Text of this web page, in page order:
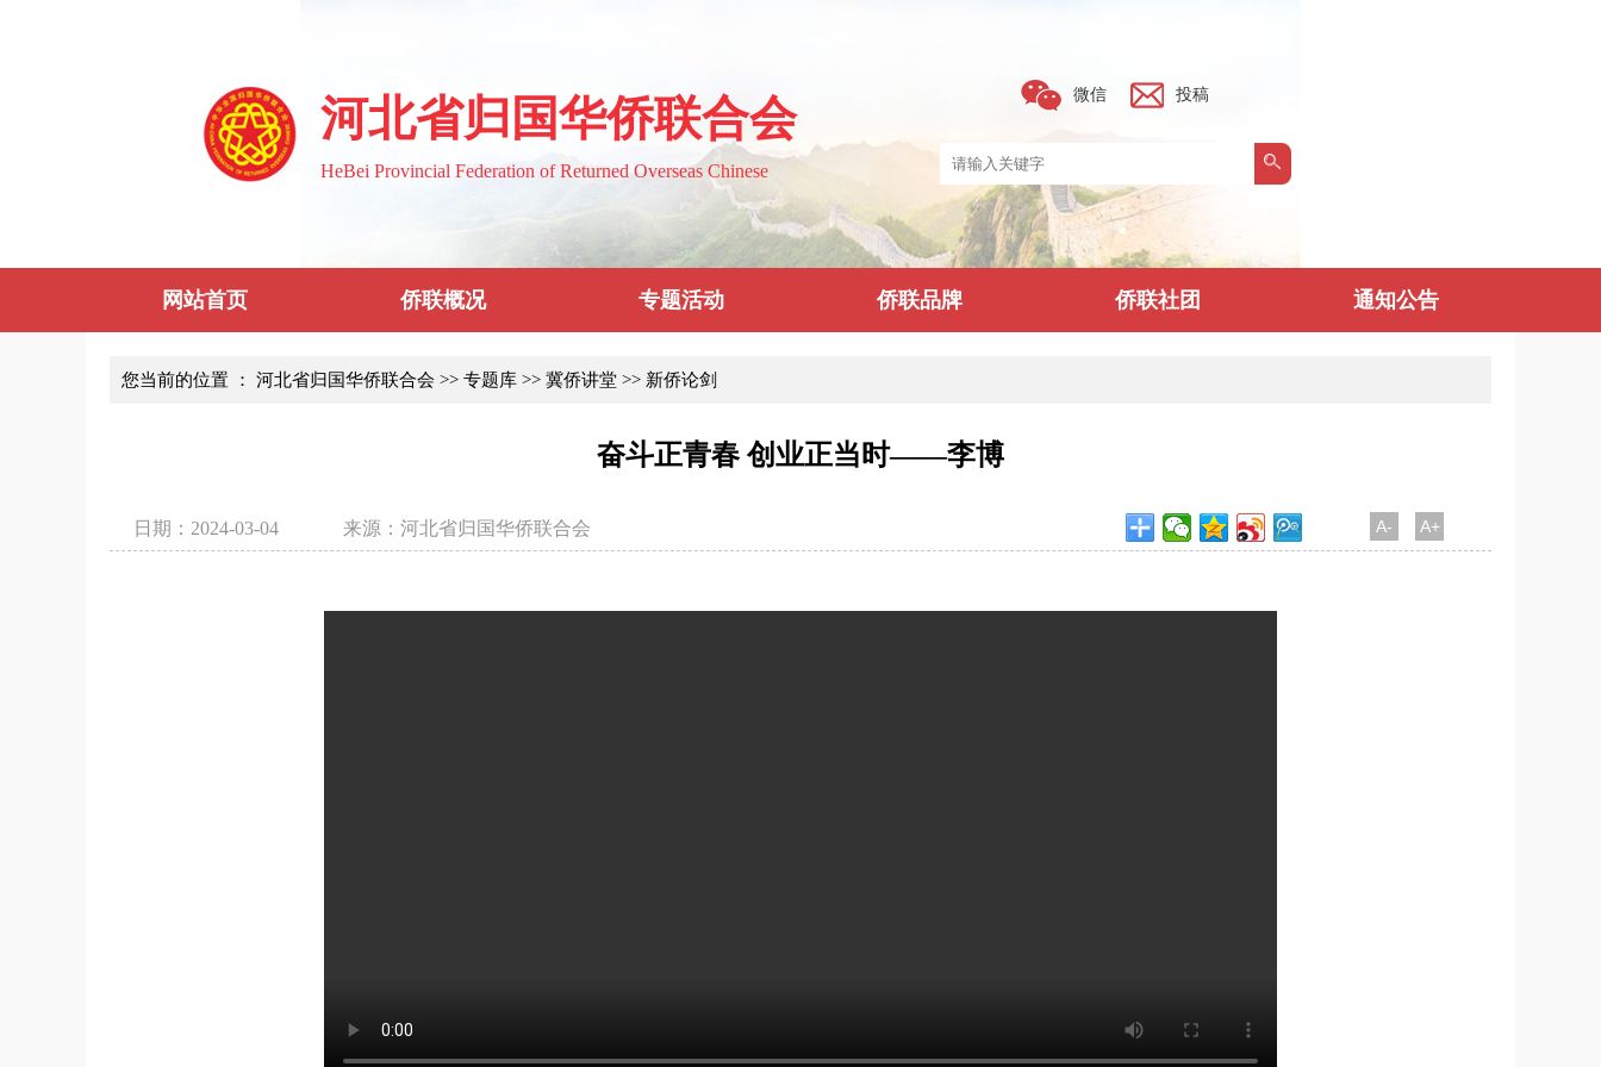
河北省归国华侨联合会
HeBei Provincial Federation of Returned Overseas Chinese
微信 投稿
网站首页 侨联概况 专题活动 侨联品牌 侨联社团 通知公告
您当前的位置 ： 河北省归国华侨联合会 >> 专题库 >> 冀侨讲堂 >> 新侨论剑
奋斗正青春 创业正当时——李博
日期：2024-03-04 来源：河北省归国华侨联合会 A- A+